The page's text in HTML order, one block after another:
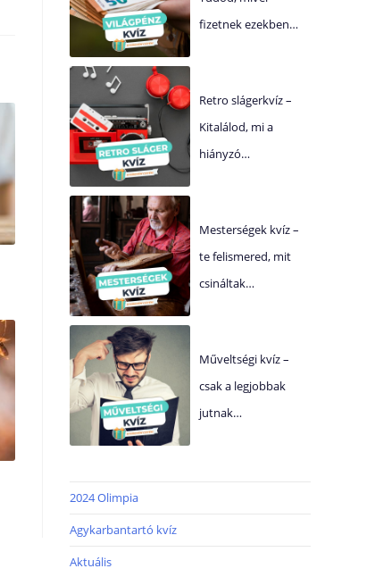
fizetnek ezekben…
Retro slágerkvíz –
Kitalálod, mi a
hiányzó…
Mesterségek kvíz –
te felismered, mit
csináltak…
Műveltségi kvíz –
csak a legjobbak
jutnak…
2024 Olimpia
Agykarbantartó kvíz
Aktuális